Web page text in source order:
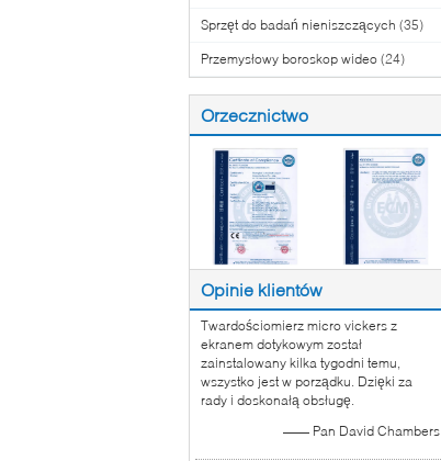
Sprzęt do badań nieniszczących (35)
Przemysłowy boroskop wideo (24)
Orzecznictwo
Opinie klientów
Twardościomierz micro vickers z
ekranem dotykowym został
zainstalowany kilka tygodni temu,
wszystko jest w porządku. Dzięki za
rady i doskonałą obsługę.
—— Pan David Chambers